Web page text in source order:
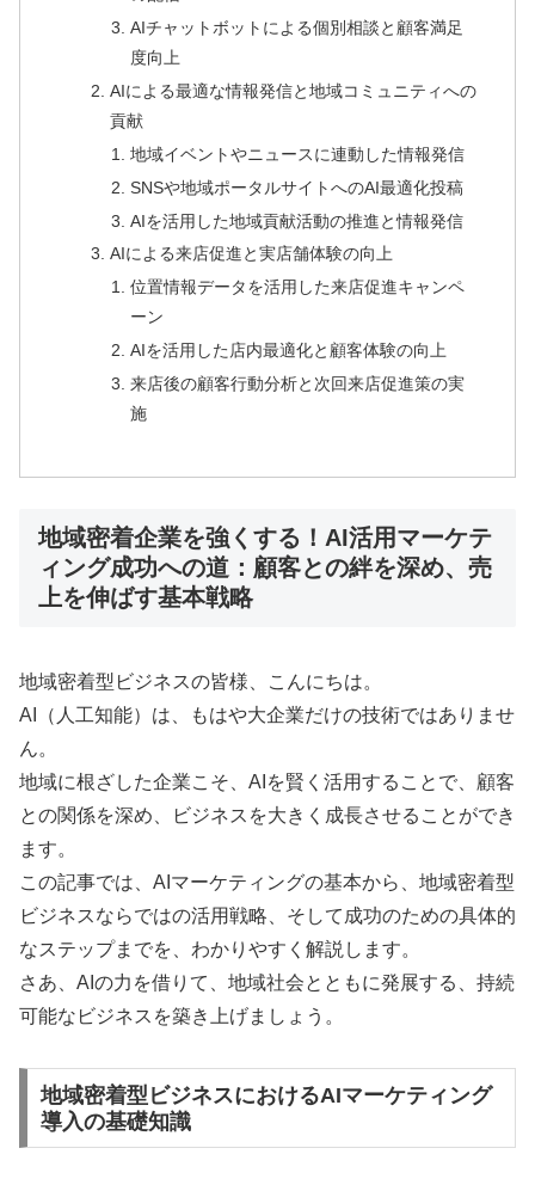
AIチャットボットによる個別相談と顧客満足
度向上
AIによる最適な情報発信と地域コミュニティへの
貢献
地域イベントやニュースに連動した情報発信
SNSや地域ポータルサイトへのAI最適化投稿
AIを活用した地域貢献活動の推進と情報発信
AIによる来店促進と実店舗体験の向上
位置情報データを活用した来店促進キャンペ
ーン
AIを活用した店内最適化と顧客体験の向上
来店後の顧客行動分析と次回来店促進策の実
施
地域密着企業を強くする！AI活用マーケテ
ィング成功への道：顧客との絆を深め、売
上を伸ばす基本戦略
地域密着型ビジネスの皆様、こんにちは。
AI（人工知能）は、もはや大企業だけの技術ではありませ
ん。
地域に根ざした企業こそ、AIを賢く活用することで、顧客
との関係を深め、ビジネスを大きく成長させることができ
ます。
この記事では、AIマーケティングの基本から、地域密着型
ビジネスならではの活用戦略、そして成功のための具体的
なステップまでを、わかりやすく解説します。
さあ、AIの力を借りて、地域社会とともに発展する、持続
可能なビジネスを築き上げましょう。
地域密着型ビジネスにおけるAIマーケティング
導入の基礎知識